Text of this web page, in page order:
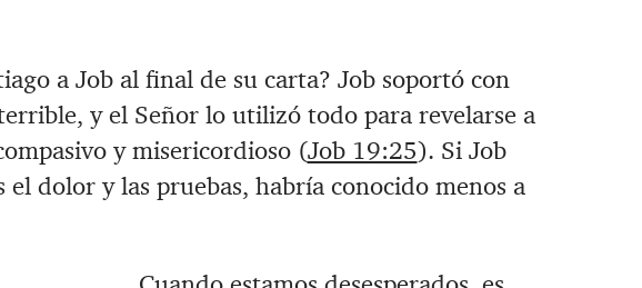
a Job al final de su carta? Job soportó con
y el Señor lo utilizó todo para revelarse a
y misericordioso (Job 19:25). Si Job
dolor y las pruebas, habría conocido menos a